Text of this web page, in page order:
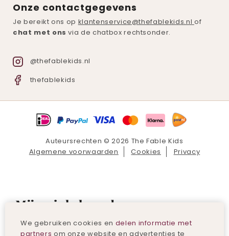
Onze contactgegevens
Je bereikt ons op klantenservice@thefablekids.nl of
chat met ons via de chatbox rechtsonder.
@thefablekids.nl
thefablekids
Auteursrechten © 2026 The Fable Kids
Algemene voorwaarden
Cookies Privacy
Mijn winkelmand
We gebruiken cookies en delen informatie met
partners om onze website en advertenties te